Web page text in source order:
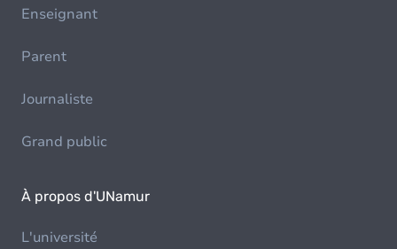
Enseignant
Parent
Journaliste
Grand public
À propos d'UNamur
L'université